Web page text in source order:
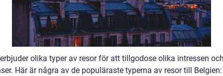
olika typer av resor för att tillgodose olika intressen
Här är några av de populäraste typerna av resor till Belgien: